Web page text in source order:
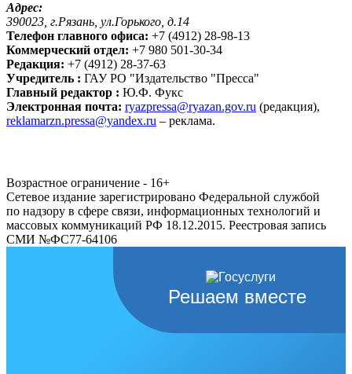
Адрес:
390023, г.Рязань, ул.Горького, д.14
Телефон главного офиса: +7 (4912) 28-98-13
Коммерческий отдел: +7 980 501-30-34
Редакция: +7 (4912) 28-37-63
Учредитель : ГАУ РО "Издательство "Пресса"
Главный редактор : Ю.Ф. Фукс
Электронная почта: ryazpressa@ryazan.gov.ru (редакция),
reklamarzn.pressa@yandex.ru – реклама.
Возрастное ограничение - 16+
Сетевое издание зарегистрировано Федеральной службой
по надзору в сфере связи, информационных технологий и
массовых коммуникаций РФ 18.12.2015. Реестровая запись
СМИ №ФС77-64106
Решаем вместе